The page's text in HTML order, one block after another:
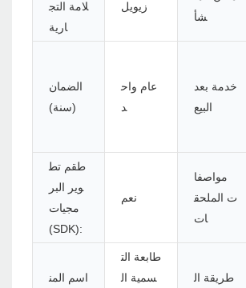
لامة التج
ارية
زيويل
شأ
الضمان
(سنة)
عام واح
د
خدمة بعد
البيع
طقم تط
وير البر
مجيات
(SDK):
نعم
مواصفا
ت الملحق
ات
اسم المن
طابعة الت
سمية ال
طريقة ال